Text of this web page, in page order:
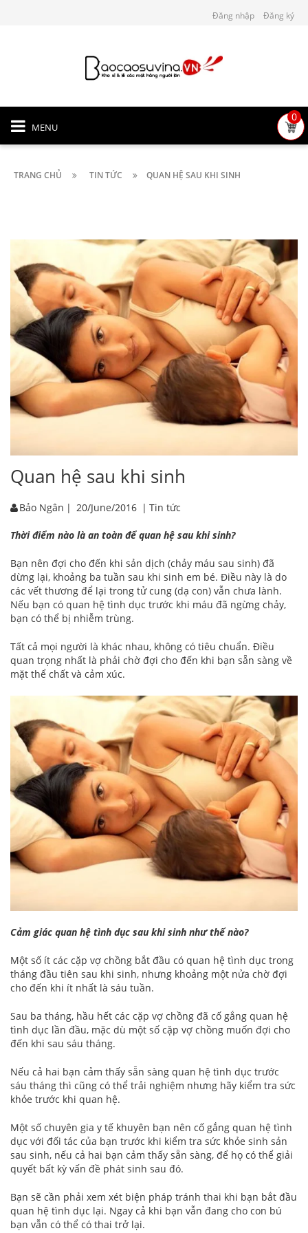
Đăng nhập Đăng ký
MENU
0
TRANG CHỦ TIN TỨC QUAN HỆ SAU KHI SINH
Quan hệ sau khi sinh
Bảo Ngân | 20/June/2016 | Tin tức
Thời điểm nào là an toàn để quan hệ sau khi sinh?
Bạn nên đợi cho đến khi sản dịch (chảy máu sau sinh) đã
dừng lại, khoảng ba tuần sau khi sinh em bé. Điều này là do
các vết thương để lại trong tử cung (dạ con) vẫn chưa lành.
Nếu bạn có quan hệ tình dục trước khi máu đã ngừng chảy,
bạn có thể bị nhiễm trùng.
Tất cả mọi người là khác nhau, không có tiêu chuẩn. Điều
quan trọng nhất là phải chờ đợi cho đến khi bạn sẵn sàng về
mặt thể chất và cảm xúc.
Cảm giác quan hệ tình dục sau khi sinh như thế nào?
Một số ít các cặp vợ chồng bắt đầu có quan hệ tình dục trong
tháng đầu tiên sau khi sinh, nhưng khoảng một nửa chờ đợi
cho đến khi ít nhất là sáu tuần.
Sau ba tháng, hầu hết các cặp vợ chồng đã cố gắng quan hệ
tình dục lần đầu, mặc dù một số cặp vợ chồng muốn đợi cho
đến khi sau sáu tháng.
Nếu cả hai bạn cảm thấy sẵn sàng quan hệ tình dục trước
sáu tháng thì cũng có thể trải nghiệm nhưng hãy kiểm tra sức
khỏe trước khi quan hệ.
Một số chuyên gia y tế khuyên bạn nên cố gắng quan hệ tình
dục với đối tác của bạn trước khi kiểm tra sức khỏe sinh sản
sau sinh, nếu cả hai bạn cảm thấy sẵn sàng, để họ có thể giải
quyết bất kỳ vấn đề phát sinh sau đó.
Bạn sẽ cần phải xem xét biện pháp tránh thai khi bạn bắt đầu
quan hệ tình dục lại. Ngay cả khi bạn vẫn đang cho con bú
bạn vẫn có thể có thai trở lại.